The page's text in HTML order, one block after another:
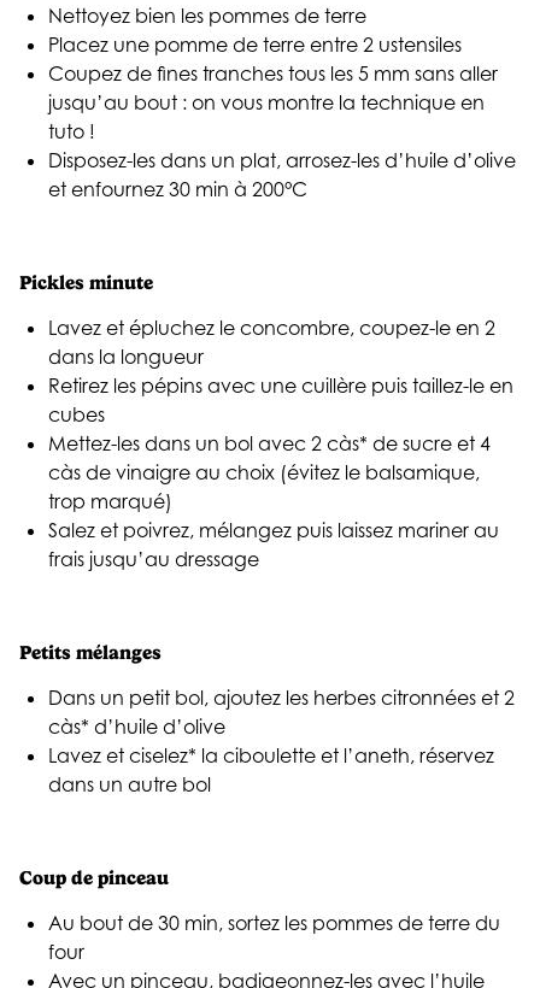
Nettoyez bien les pommes de terre
Placez une pomme de terre entre 2 ustensiles
Coupez de fines tranches tous les 5 mm sans aller
jusqu’au bout : on vous montre la technique en
tuto !
Disposez-les dans un plat, arrosez-les d’huile d’olive
et enfournez 30 min à 200°C
Pickles minute
Lavez et épluchez le concombre, coupez-le en 2
dans la longueur
Retirez les pépins avec une cuillère puis taillez-le en
cubes
Mettez-les dans un bol avec 2 càs* de sucre et 4
càs de vinaigre au choix (évitez le balsamique,
trop marqué)
Salez et poivrez, mélangez puis laissez mariner au
frais jusqu’au dressage
Petits mélanges
Dans un petit bol, ajoutez les herbes citronnées et 2
càs* d’huile d’olive
Lavez et ciselez* la ciboulette et l’aneth, réservez
dans un autre bol
Coup de pinceau
Au bout de 30 min, sortez les pommes de terre du
four
Avec un pinceau, badigeonnez-les avec l’huile